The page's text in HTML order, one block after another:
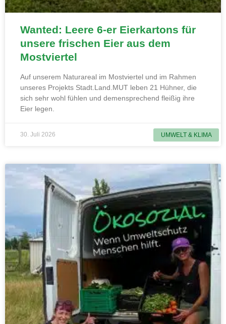
UMWELT & KLIMA
Wanted: Leere 6-er Eierkartons für
unsere frischen Eier aus dem
Mostviertel
Auf unserem Naturareal im Mostviertel und im Rahmen
unseres Projekts Stadt.Land.MUT leben 21 Hühner, die
sich sehr wohl fühlen und demensprechend fleißig ihre
Eier legen.
30. Juli 2026